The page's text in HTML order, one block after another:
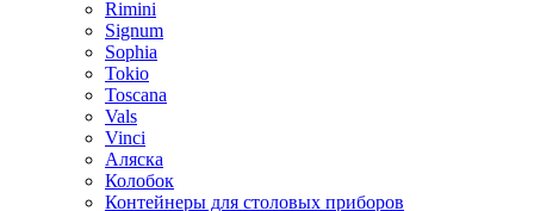
Rimini
Signum
Sophia
Tokio
Toscana
Vals
Vinci
Аляска
Колобок
Контейнеры для столовых приборов